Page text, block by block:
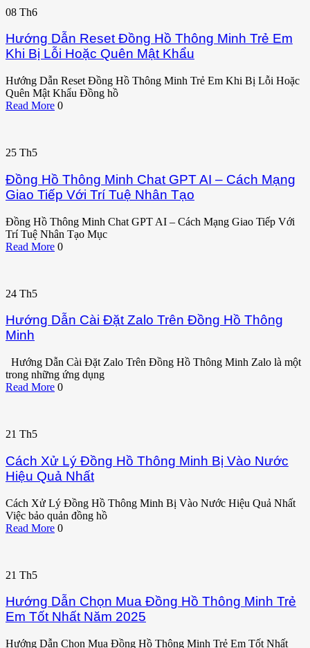
08 Th6
Hướng Dẫn Reset Đồng Hồ Thông Minh Trẻ Em
Khi Bị Lỗi Hoặc Quên Mật Khẩu
Hướng Dẫn Reset Đồng Hồ Thông Minh Trẻ Em Khi Bị Lỗi Hoặc
Quên Mật Khẩu Đồng hồ
Read More 0
25 Th5
Đồng Hồ Thông Minh Chat GPT AI – Cách Mạng
Giao Tiếp Với Trí Tuệ Nhân Tạo
Đồng Hồ Thông Minh Chat GPT AI – Cách Mạng Giao Tiếp Với
Trí Tuệ Nhân Tạo Mục
Read More 0
24 Th5
Hướng Dẫn Cài Đặt Zalo Trên Đồng Hồ Thông
Minh
Hướng Dẫn Cài Đặt Zalo Trên Đồng Hồ Thông Minh Zalo là một
trong những ứng dụng
Read More 0
21 Th5
Cách Xử Lý Đồng Hồ Thông Minh Bị Vào Nước
Hiệu Quả Nhất
Cách Xử Lý Đồng Hồ Thông Minh Bị Vào Nước Hiệu Quả Nhất
Việc bảo quản đồng hồ
Read More 0
21 Th5
Hướng Dẫn Chọn Mua Đồng Hồ Thông Minh Trẻ
Em Tốt Nhất Năm 2025
Hướng Dẫn Chọn Mua Đồng Hồ Thông Minh Trẻ Em Tốt Nhất